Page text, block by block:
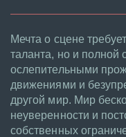
Мечта о сцене
таланта, но и полной
ослепительными
движениями и
другой мир. Мир
неуверенности и
собственных